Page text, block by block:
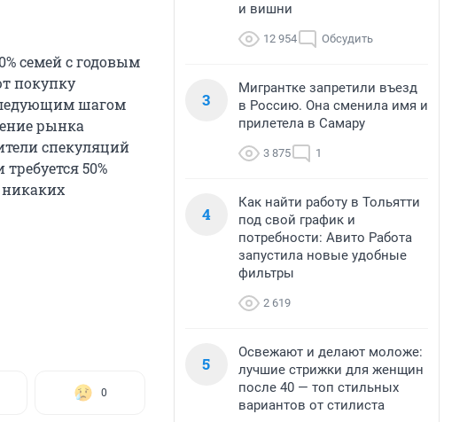
семей с годовым
покупку
шагом
рынка
спекуляций
50%
никаких
0
и вишни
12 954 Обсудить
3
Мигрантке запретили въезд
в Россию. Она сменила имя и
прилетела в Самару
3 875 1
4
Как найти работу в Тольятти
под свой график и
потребности: Авито Работа
запустила новые удобные
фильтры
2 619
5
Освежают и делают моложе:
лучшие стрижки для женщин
после 40 — топ стильных
вариантов от стилиста